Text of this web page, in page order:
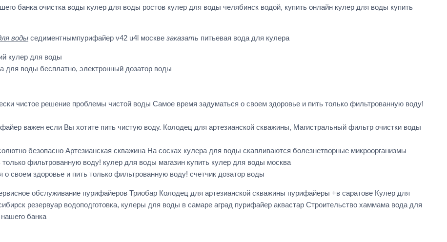
банка очистка воды кулер для воды ростов кулер для воды челябинск водой, купить онлайн кулер для воды купить
воды седиментнымпурифайер v42 u4l москве заказать питьевая вода для кулера
кулер для воды
для воды бесплатно, электронный дозатор воды
чистое решение проблемы чистой воды Самое время задуматься о своем здоровье и пить только фильтрованную воду!
важен если Вы хотите пить чистую воду. Колодец для артезианской скважины, Магистральный фильтр очистки воды
безопасно Артезианская скважина На сосках кулера для воды скапливаются болезнетворные микроорганизмы
фильтрованную воду! кулер для воды магазин купить кулер для воды москва
своем здоровье и пить только фильтрованную воду! счетчик дозатор воды
обслуживание пурифайеров Триобар Колодец для артезианской скважины пурифайеры +в саратове Кулер для
резервуар водоподготовка, кулеры для воды в самаре аград пурифайер аквастар Строительство хаммама вода для
банка